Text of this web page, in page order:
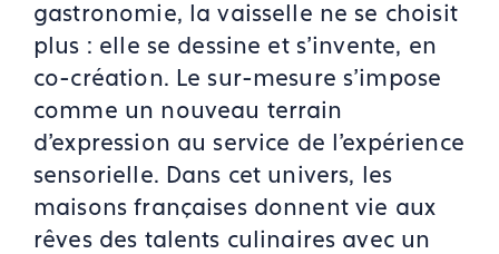
gastronomie, la vaisselle ne se choisit
plus : elle se dessine et s’invente, en
co-création. Le sur-mesure s’impose
comme un nouveau terrain
d’expression au service de l’expérience
sensorielle. Dans cet univers, les
maisons françaises donnent vie aux
rêves des talents culinaires avec un